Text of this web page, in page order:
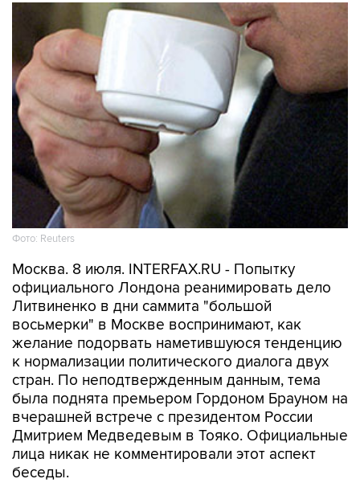
Фото: Reuters
Москва. 8 июля. INTERFAX.RU - Попытку
официального Лондона реанимировать дело
Литвиненко в дни саммита "большой
восьмерки" в Москве воспринимают, как
желание подорвать наметившуюся тенденцию
к нормализации политического диалога двух
стран. По неподтвержденным данным, тема
была поднята премьером Гордоном Брауном на
вчерашней встрече с президентом России
Дмитрием Медведевым в Тояко. Официальные
лица никак не комментировали этот аспект
беседы.